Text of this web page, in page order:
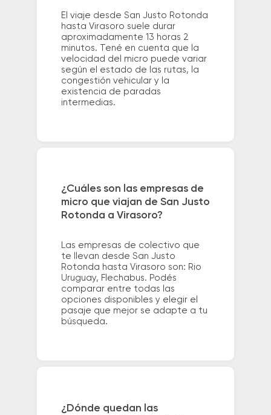
El viaje desde San Justo Rotonda
hasta Virasoro suele durar
aproximadamente 13 horas 2
minutos. Tené en cuenta que la
velocidad del micro puede variar
según el estado de las rutas, la
congestión vehicular y la
existencia de paradas
intermedias.
¿Cuáles son las empresas de
micro que viajan de San Justo
Rotonda a Virasoro?
Las empresas de colectivo que
te llevan desde San Justo
Rotonda hasta Virasoro son: Rio
Uruguay, Flechabus. Podés
comparar entre todas las
opciones disponibles y elegir el
pasaje que mejor se adapte a tu
búsqueda.
¿Dónde quedan las